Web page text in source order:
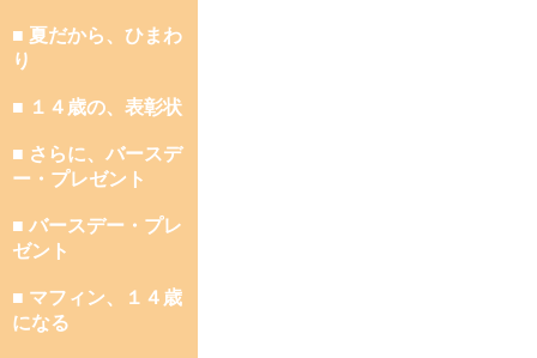
■ 夏だから、ひまわ
り
■ １４歳の、表彰状
■ さらに、バースデ
ー・プレゼント
■ バースデー・プレ
ゼント
■ マフィン、１４歳
になる